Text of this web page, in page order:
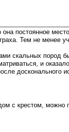
постоянное
Тем не менее
скальных пород
и
досконального
с крестом, можно